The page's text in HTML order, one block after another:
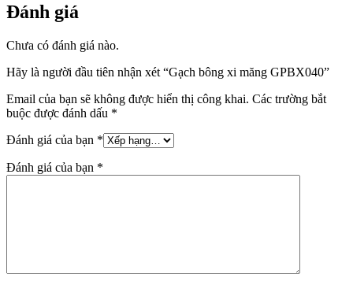
Đánh giá
Chưa có đánh giá nào.
Hãy là người đầu tiên nhận xét “Gạch bông xi măng GPBX040”
Email của bạn sẽ không được hiển thị công khai. Các trường bắt
buộc được đánh dấu *
Đánh giá của bạn *
Đánh giá của bạn *